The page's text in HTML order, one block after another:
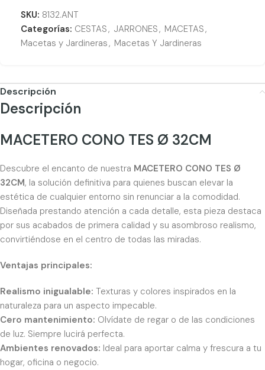
SKU: 8132.ANT
Categorías: CESTAS, JARRONES, MACETAS,
Macetas y Jardineras, Macetas Y Jardineras
Descripción
Descripción
MACETERO CONO TES Ø 32CM
Descubre el encanto de nuestra MACETERO CONO TES Ø
32CM, la solución definitiva para quienes buscan elevar la
estética de cualquier entorno sin renunciar a la comodidad.
Diseñada prestando atención a cada detalle, esta pieza destaca
por sus acabados de primera calidad y su asombroso realismo,
convirtiéndose en el centro de todas las miradas.
Ventajas principales:
Realismo inigualable: Texturas y colores inspirados en la
naturaleza para un aspecto impecable.
Cero mantenimiento: Olvídate de regar o de las condiciones
de luz. Siempre lucirá perfecta.
Ambientes renovados: Ideal para aportar calma y frescura a tu
hogar, oficina o negocio.